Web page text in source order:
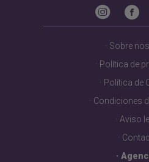
· Sobre
· Política de
· Política de
· Condiciones
· Aviso
·
·